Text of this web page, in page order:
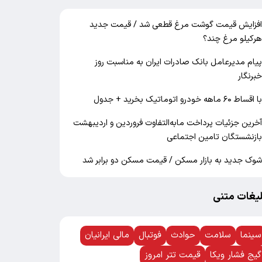
افزایش قیمت گوشت مرغ قطعی شد / قیمت جدید
هرکیلو مرغ چند؟
پیام مدیرعامل بانک صادرات ایران به مناسبت روز
خبرنگار
با اقساط ۶۰ ماهه خودرو اتوماتیک بخرید + جدول
آخرین جزئیات پرداخت مابه‌التفاوت فروردین و اردیبهشت
بازنشستگان تامین اجتماعی
شوک جدید به بازار مسکن / قیمت مسکن دو برابر شد
متنی
سینما سلامت حوادث فوتبال
مالی ایرانیان
گیج فشار ویکا
قیمت تتر امروز